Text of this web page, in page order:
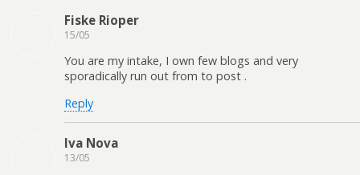
Fiske Rioper
15/05
You are my intake, I own few blogs and very
sporadically run out from to post .
Reply
Iva Nova
13/05